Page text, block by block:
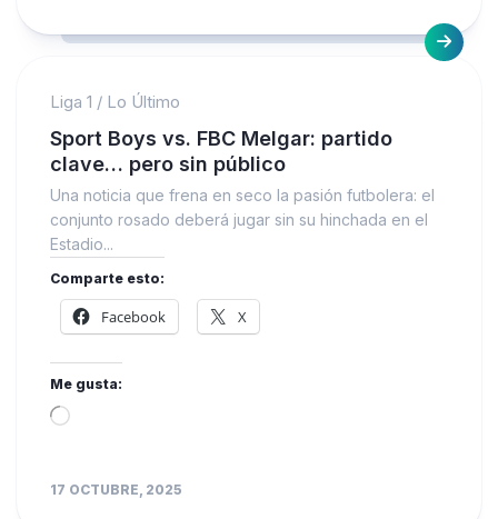
Liga 1 / Lo Último
Sport Boys vs. FBC Melgar: partido
clave… pero sin público
Una noticia que frena en seco la pasión futbolera: el
conjunto rosado deberá jugar sin su hinchada en el
Estadio...
Comparte esto:
Facebook X
Me gusta:
Loading…
17 OCTUBRE, 2025